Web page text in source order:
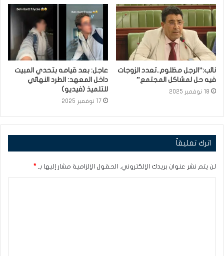
نائب:”الرجل مظلوم..تعدد الزوجات
فيه حل لمشاكل المجتمع”
18 نوفمبر 2025
عاجل: بعد قيامه بتحدي المبيت
داخل المعهد: الطرد النهائي
للتلميذ (فيديو)
17 نوفمبر 2025
اترك تعليقاً
لن يتم نشر عنوان بريدك الإلكتروني. الحقول الإلزامية مشار إليها بـ *